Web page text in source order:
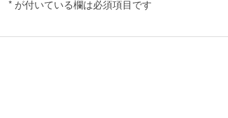
* が付いている欄は必須項目です